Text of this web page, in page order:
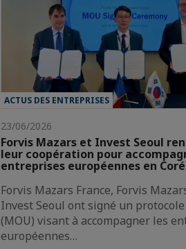
ACTUS DES ENTREPRISES
23/06/2026
Forvis Mazars et Invest Seoul
leur coopération pour
entreprises européennes en
Forvis Mazars France, Forvis
Invest Seoul ont signé un protocole
(MOU) visant à accompagner les
européennes…